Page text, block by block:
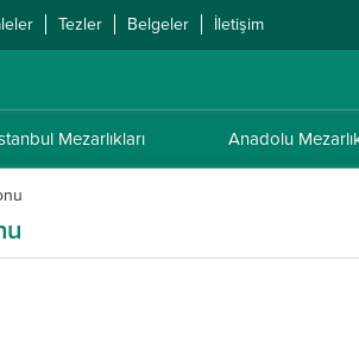
Tezler Belgeler İletişim
Mezarlıkları Anadolu